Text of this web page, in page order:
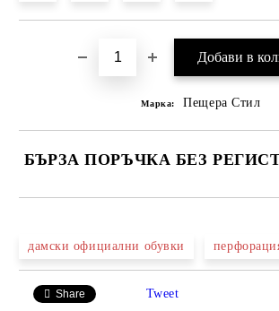
Марка: Пещера Стил
БЪРЗА ПОРЪЧКА БЕЗ
дамски официални обувки
Share Tweet